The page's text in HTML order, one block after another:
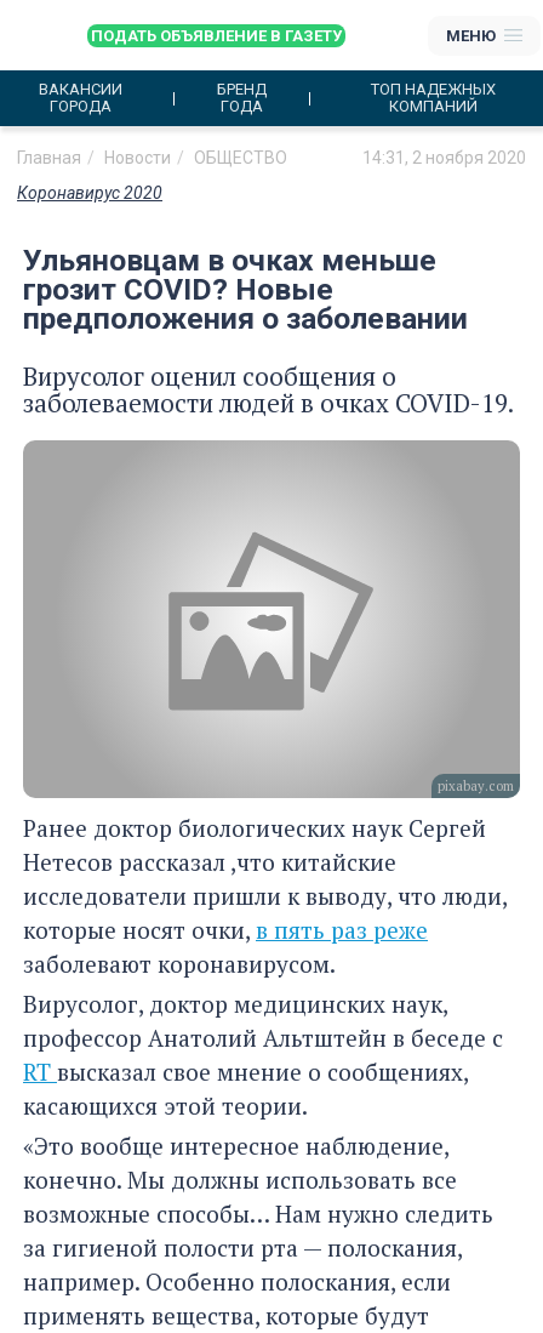
ПОДАТЬ ОБЪЯВЛЕНИЕ В ГАЗЕТУ МЕНЮ
ВАКАНСИИ
ГОРОДА
БРЕНД
ГОДА
ТОП НАДЕЖНЫХ
КОМПАНИЙ
Главная Новости ОБЩЕСТВО
14:31, 2 ноября 2020
Коронавирус 2020
Ульяновцам в очках меньше
грозит COVID? Новые
предположения о заболевании
Вирусолог оценил сообщения о
заболеваемости людей в очках COVID-19.
pixabay.com
Ранее доктор биологических наук Сергей
Нетесов рассказал ,что китайские
исследователи пришли к выводу, что люди,
которые носят очки, в пять раз реже
заболевают коронавирусом.
Вирусолог, доктор медицинских наук,
профессор Анатолий Альтштейн в беседе с
RT высказал свое мнение о сообщениях,
касающихся этой теории.
«Это вообще интересное наблюдение,
конечно. Мы должны использовать все
возможные способы… Нам нужно следить
за гигиеной полости рта — полоскания,
например. Особенно полоскания, если
применять вещества, которые будут